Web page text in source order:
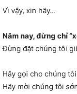
Vì vậy, xin hãy…
Năm nay, đừng chỉ
Đừng đặt chúng tôi
Hãy gọi cho chúng
Hãy mời chúng tôi